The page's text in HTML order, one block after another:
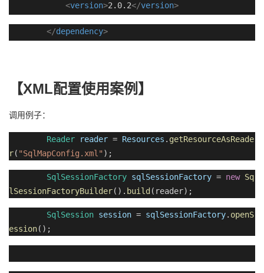
<version>2.0.2</version>
</dependency>
【XML配置使用案例】
调用例子：
Reader reader = Resources . getResourceAsReade
r( "SqlMapConfig.xml" );
SqlSessionFactory sqlSessionFactory = new Sq
lSessionFactoryBuilder(). build (reader);
SqlSession session = sqlSessionFactory. openS
ession();